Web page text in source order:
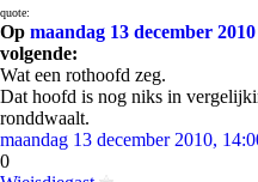
quote:
Op maandag 13 december
volgende:
Wat een rothoofd zeg.
Dat hoofd is nog niks in
ronddwaalt.
maandag 13 december 2010,
0